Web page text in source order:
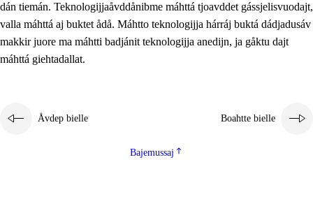
2.5.1 Álmmukvarresvuohta ja iellemrijbadibme
Demokratijja ja guojmmeviesátvuohta
2.5.3 Guoddelis åvddånibme
dán tiemán. Teknologijjaåvddånibme máhttá tjoavddet gássjelisvuodajt,
valla máhttá aj buktet ådå. Máhtto teknologijja hárráj buktá dádjadusáv
makkir juore ma máhtti badjánit teknologijja anedijn, ja gåktu dajt
máhttá giehtadallat.
Åvdep bielle Boahtte bielle
Bajemussaj